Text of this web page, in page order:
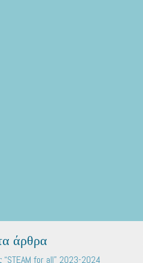
άρθρα
for all” 2023-2024